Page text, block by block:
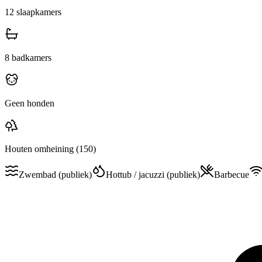
12 slaapkamers
8 badkamers
Geen honden
Houten omheining (150)
Zwembad (publiek) Hottub / jacuzzi (publiek) Barbecue